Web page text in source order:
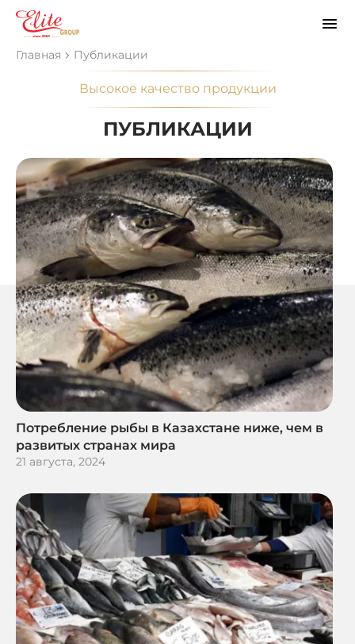
Главная Публикации
Высокое качество продукции
ПУБЛИКАЦИИ
Потребление рыбы в Казахстане ниже, чем в
развитых странах мира
21 августа, 2024